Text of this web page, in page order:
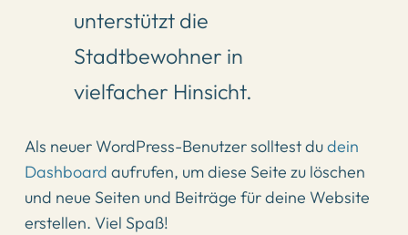
unterstützt die
Stadtbewohner in
vielfacher Hinsicht.
Als neuer WordPress-Benutzer solltest dudein
Dashboard aufrufen, um diese Seite zu löschen
und neue Seiten und Beiträge für deine Website
erstellen. Viel Spaß!